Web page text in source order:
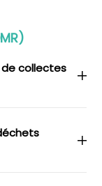
collectes